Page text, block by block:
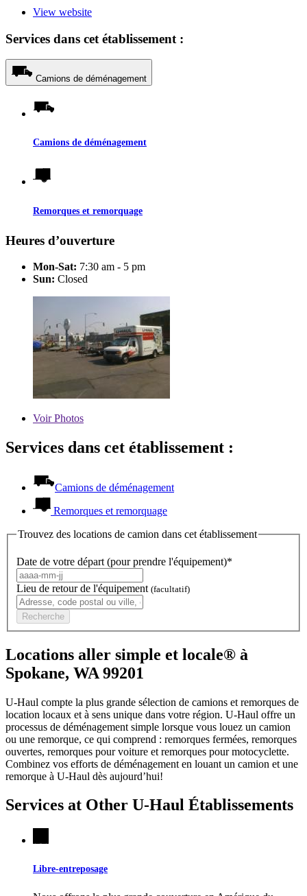
View website
Services dans cet établissement :
Camions de déménagement
Camions de déménagement
Remorques et remorquage
Heures d’ouverture
Mon-Sat: 7:30 am - 5 pm
Sun: Closed
VoirPhotos
Services dans cet établissement :
Camions de déménagement
Remorques et remorquage
Trouvez des locations de camion dans cet établissement
Date de votre départ (pour prendre l'équipement)*
Lieu de retour de l'équipement (facultatif)
Recherche
Locations aller simple et locale® à
Spokane, WA 99201
U-Haul compte la plus grande sélection de camions et remorques de
location locaux et à sens unique dans votre région. U-Haul offre un
processus de déménagement simple lorsque vous louez un camion
ou une remorque, ce qui comprend : remorques fermées, remorques
ouvertes, remorques pour voiture et remorques pour motocyclette.
Combinez vos efforts de déménagement en louant un camion et une
remorque à U-Haul dès aujourd’hui!
Services at Other U-Haul Établissements
Libre-entreposage